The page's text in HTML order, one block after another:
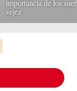
importancia de los
vejez